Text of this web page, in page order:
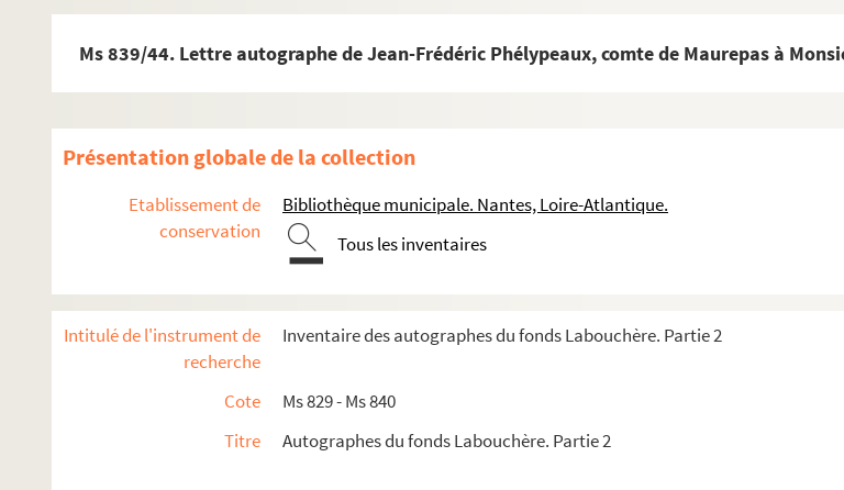
Ms 839/44. Lettre autographe de Jean-Frédéric Phélypeaux, comte de Maurepas à
Présentation globale de la collection
Etablissement de
conservation
Bibliothèque municipale. Nantes, Loire-Atlantique.
Tous les inventaires
Intitulé de l'instrument de
recherche
Inventaire des autographes du fonds Labouchère. Partie 2
Cote
Ms 829 - Ms 840
Titre
Autographes du fonds Labouchère. Partie 2
Ms 839/27. Lettre autographe de Jean I d’Anjou à Luca de Pitti
Ms 839/30. Lettre autographe de Marie de Balzac
Ms 839/32. Lettre autographe d’Otto von Königsmarck
Ms 839/33. Lettre autographe d’Antoine de Gramont à Monsieur de Chavigny
Ms 839/35. Lettre autographe d’Odet de Foix-Lautrec
Ms 839/36. Lettre autographe de François, duc de Luxembourg à sa mère
Ms 839/39. Lettre autographe de Gaspar de Olivares